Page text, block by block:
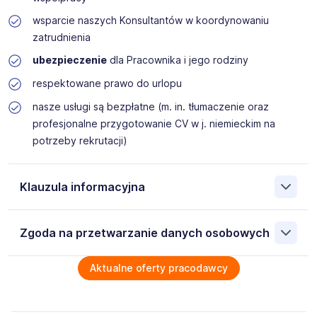
wsparcie naszych Konsultantów w koordynowaniu
zatrudnienia
ubezpieczeniedla Pracownika i jego rodziny
respektowane prawo do urlopu
nasze usługi są bezpłatne (m. in. tłumaczenie oraz
profesjonalne przygotowanie CV w j. niemieckim na
potrzeby rekrutacji)
Klauzula informacyjna
2016/679 (dalej: „Rozporządzenie”), wyrażam zgodę na
rekrutacji na stanowisko, na które aplikuję lub stanowisko
wymagające podobnych kwalifikacji. Moja zgoda obejmuje
Zgoda na przetwarzanie danych osobowych
Wyrażam zgodę na przetwarzanie moich danych
osobowych przez SILVERHAND Dominik Matczak 61-868
załączonych dokumentach aplikacyjnych (w tym
Aktualne oferty pracodawcy